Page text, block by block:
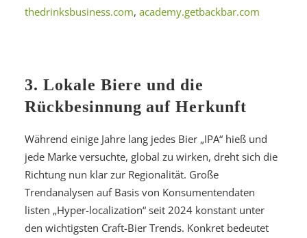
thedrinksbusiness.com, academy.getbackbar.com
3. Lokale Biere und die
Rückbesinnung auf Herkunft
Während einige Jahre lang jedes Bier „IPA“ hieß und
jede Marke versuchte, global zu wirken, dreht sich die
Richtung nun klar zur Regionalität. Große
Trendanalysen auf Basis von Konsumentendaten
listen „Hyper-localization“ seit 2024 konstant unter
den wichtigsten Craft-Bier Trends. Konkret bedeutet